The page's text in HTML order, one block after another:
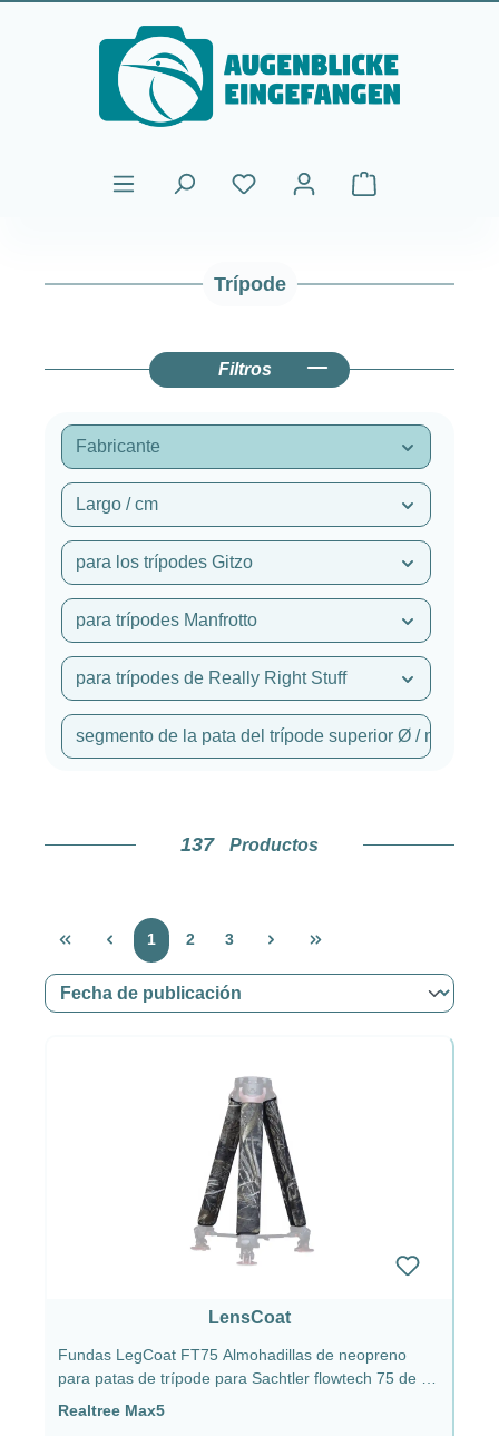
Saltar al contenido principal
El carrito de
Trípode
Filtros
Fabricante
Largo / cm
para los trípodes Gitzo
para trípodes Manfrotto
para trípodes de Really Right Stuff
segmento de la pata del trípode superior Ø / mm
137 Productos
Página
1 Página
2 Página
3
LensCoat
Fundas LegCoat FT75 Almohadillas de neopreno
para patas de trípode para Sachtler flowtech 75 de 3 -
Realtree Max5
Realtree Max5